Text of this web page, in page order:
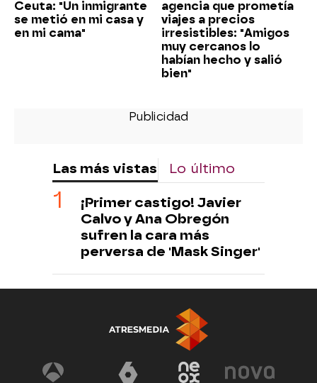
Ceuta: "Un inmigrante
se metió en mi casa y
en mi cama"
agencia que prometía
viajes a precios
irresistibles: "Amigos
muy cercanos lo
habían hecho y salió
bien"
Las más vistas Lo último
¡Primer castigo! Javier
Calvo y Ana Obregón
sufren la cara más
perversa de 'Mask Singer'